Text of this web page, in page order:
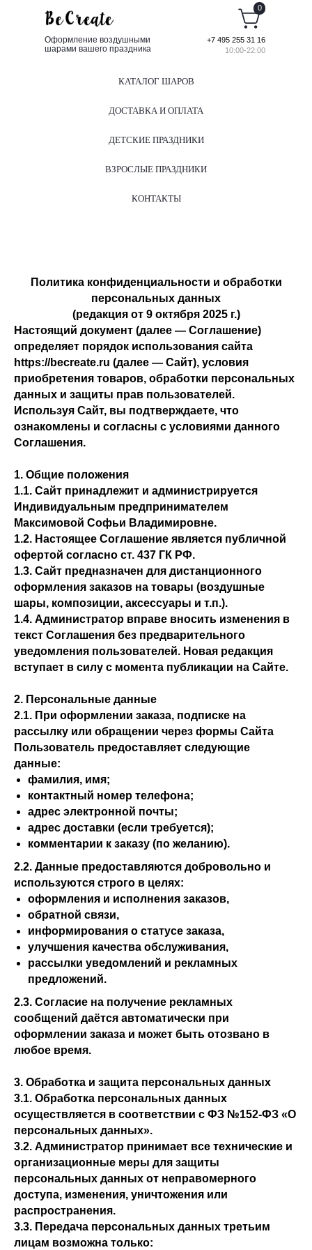
Оформление воздушными
шарами вашего праздника
+7 495 255 31 16
10:00-22:00
0
КАТАЛОГ ШАРОВ
ДОСТАВКА И ОПЛАТА
ДЕТСКИЕ ПРАЗДНИКИ
ВЗРОСЛЫЕ ПРАЗДНИКИ
КОНТАКТЫ
Политика конфиденциальности и обработки
персональных данных
(редакция от 9 октября 2025 г.)
Настоящий документ (далее — Соглашение)
определяет порядок использования сайта
https://becreate.ru (далее — Сайт), условия
приобретения товаров, обработки персональных
данных и защиты прав пользователей.
Используя Сайт, вы подтверждаете, что
ознакомлены и согласны с условиями данного
Соглашения.
1. Общие положения
1.1. Сайт принадлежит и администрируется
Индивидуальным предпринимателем
Максимовой Софьи Владимировне.
1.2. Настоящее Соглашение является публичной
офертой согласно ст. 437 ГК РФ.
1.3. Сайт предназначен для дистанционного
оформления заказов на товары (воздушные
шары, композиции, аксессуары и т.п.).
1.4. Администратор вправе вносить изменения в
текст Соглашения без предварительного
уведомления пользователей. Новая редакция
вступает в силу с момента публикации на Сайте.
2. Персональные данные
2.1. При оформлении заказа, подписке на
рассылку или обращении через формы Сайта
Пользователь предоставляет следующие
данные:
фамилия, имя;
контактный номер телефона;
адрес электронной почты;
адрес доставки (если требуется);
комментарии к заказу (по желанию).
2.2. Данные предоставляются добровольно и
используются строго в целях:
оформления и исполнения заказов,
обратной связи,
информирования о статусе заказа,
улучшения качества обслуживания,
рассылки уведомлений и рекламных
предложений.
2.3. Согласие на получение рекламных
сообщений даётся автоматически при
оформлении заказа и может быть отозвано в
любое время.
3. Обработка и защита персональных данных
3.1. Обработка персональных данных
осуществляется в соответствии с ФЗ №152-ФЗ «О
персональных данных».
3.2. Администратор принимает все технические и
организационные меры для защиты
персональных данных от неправомерного
доступа, изменения, уничтожения или
распространения.
3.3. Передача персональных данных третьим
лицам возможна только: